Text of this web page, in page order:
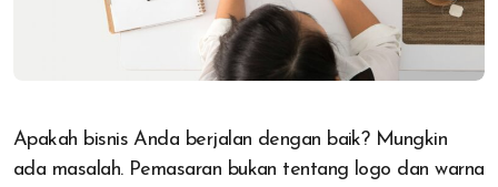
Apakah bisnis Anda berjalan dengan baik? Mungkin
ada masalah. Pemasaran bukan tentang logo dan warna